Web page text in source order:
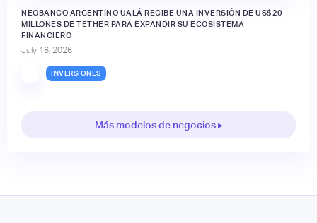
NEOBANCO ARGENTINO UALÁ RECIBE UNA INVERSIÓN DE US$20
MILLONES DE TETHER PARA EXPANDIR SU ECOSISTEMA
FINANCIERO
July 16, 2026
INVERSIONES
Más modelos de negocios ▸